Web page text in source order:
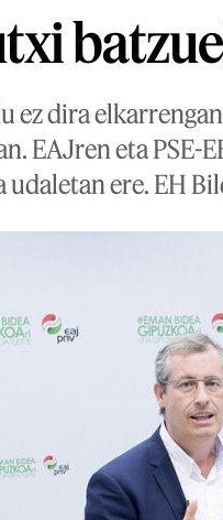
ez dira
EAJren eta
udaletan ere. EH